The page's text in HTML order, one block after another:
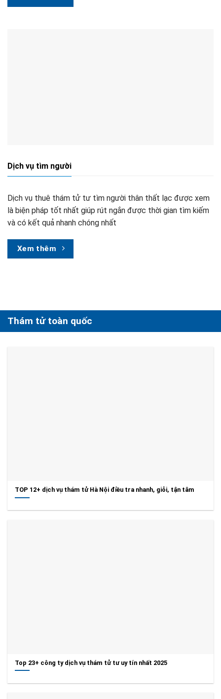
Dịch vụ tìm người
Dịch vụ thuê thám tử tư tìm người thân thất lạc được xem
là biện pháp tốt nhất giúp rút ngắn được thời gian tìm kiếm
và có kết quả nhanh chóng nhất
Xem thêm
Thám tử toàn quốc
TOP 12+ dịch vụ thám tử Hà Nội điều tra nhanh, giỏi, tận tâm
Top 23+ công ty dịch vụ thám tử tư uy tín nhất 2025